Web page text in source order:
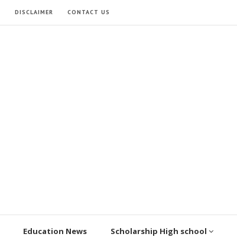
DISCLAIMER CONTACT US
Education News Scholarship High school